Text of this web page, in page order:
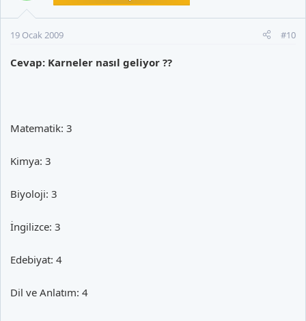
19 Ocak 2009 #10
Cevap: Karneler nasıl geliyor ??
Matematik: 3
Kimya: 3
Biyoloji: 3
İngilizce: 3
Edebiyat: 4
Dil ve Anlatım: 4